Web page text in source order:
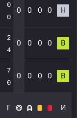
0
0
0 0 0 0 Н
2
4
0 0 0 0 В
7
0
0 0 0 0 В
Г И